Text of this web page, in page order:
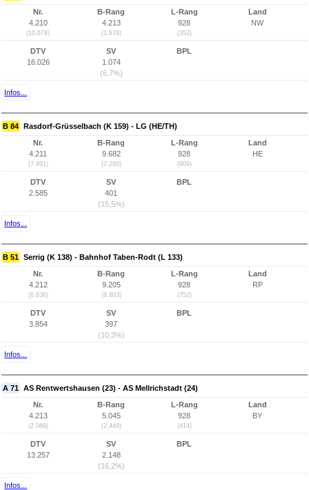
Nr.
4.210
(10.678)
B-Rang
4.213
(1.876)
L-Rang
928
(352)
Land
NW
DTV
16.026
SV
1.074
(6,7%)
BPL
Infos...
B 84 Rasdorf-Grüsselbach (K 159) - LG (HE/TH)
Nr.
4.211
(7.991)
B-Rang
9.682
(7.280)
L-Rang
928
(909)
Land
HE
DTV
2.585
SV
401
(15,5%)
BPL
Infos...
B 51 Serrig (K 138) - Bahnhof Taben-Rodt (L 133)
Nr.
4.212
(6.636)
B-Rang
9.205
(6.803)
L-Rang
928
(752)
Land
RP
DTV
3.854
SV
397
(10,3%)
BPL
Infos...
A 71 AS Rentwertshausen (23) - AS Mellrichstadt (24)
Nr.
4.213
(2.069)
B-Rang
5.045
(2.449)
L-Rang
928
(414)
Land
BY
DTV
13.257
SV
2.148
(16,2%)
BPL
Infos...